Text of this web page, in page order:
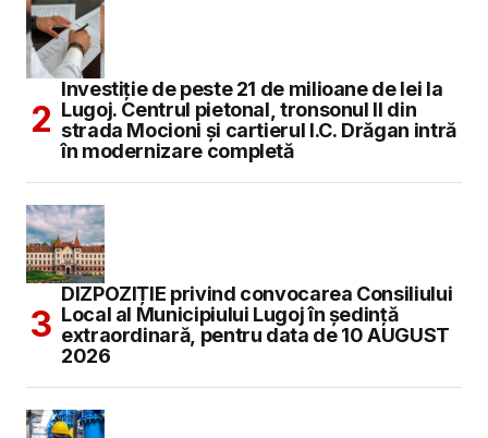
Investiție de peste 21 de milioane de lei la
Lugoj. Centrul pietonal, tronsonul II din
strada Mocioni și cartierul I.C. Drăgan intră
în modernizare completă
DIZPOZIȚIE privind convocarea Consiliului
Local al Municipiului Lugoj în şedinţă
extraordinară, pentru data de 10 AUGUST
2026